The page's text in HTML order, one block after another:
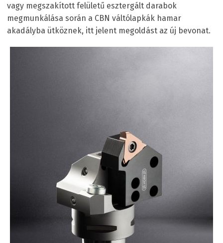
vagy megszakított felületű esztergált darabok
megmunkálása során a CBN váltólapkák hamar
akadályba ütköznek, itt jelent megoldást az új bevonat.